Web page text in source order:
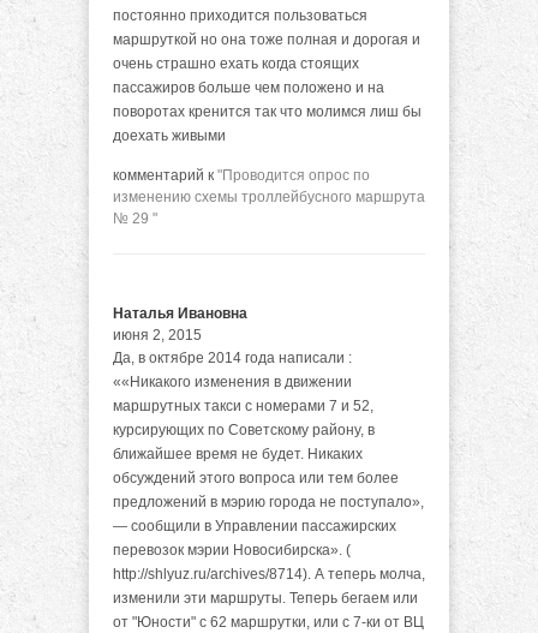
постоянно приходится пользоваться
маршруткой но она тоже полная и дорогая и
очень страшно ехать когда стоящих
пассажиров больше чем положено и на
поворотах кренится так что молимся лиш бы
доехать живыми
комментарий к "Проводится опрос по
изменению схемы троллейбусного маршрута
№ 29 "
Наталья Ивановна
июня 2, 2015
Да, в октябре 2014 года написали :
««Никакого изменения в движении
маршрутных такси с номерами 7 и 52,
курсирующих по Советскому району, в
ближайшее время не будет. Никаких
обсуждений этого вопроса или тем более
предложений в мэрию города не поступало»,
— сообщили в Управлении пассажирских
перевозок мэрии Новосибирска». (
http://shlyuz.ru/archives/8714). А теперь молча,
изменили эти маршруты. Теперь бегаем или
от "Юности" с 62 маршрутки, или с 7-ки от ВЦ